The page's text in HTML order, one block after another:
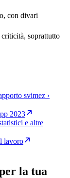
con divari
soprattutto
svimez ›
2023
e altre
lavoro
la tua